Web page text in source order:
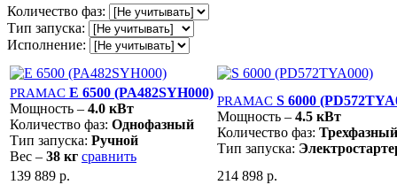
Количество фаз:
Тип запуска:
Исполнение:
PRAMAC E 6500 (PA482SYH000)
Мощность – 4.0 кВт
Количество фаз: Однофазный
Тип запуска: Ручной
Вес – 38 кг сравнить
PRAMAC S 6000
Мощность – 4.5 кВт
Количество фаз: Трехфазный
Тип запуска:
139 889 р.
214 898 р.